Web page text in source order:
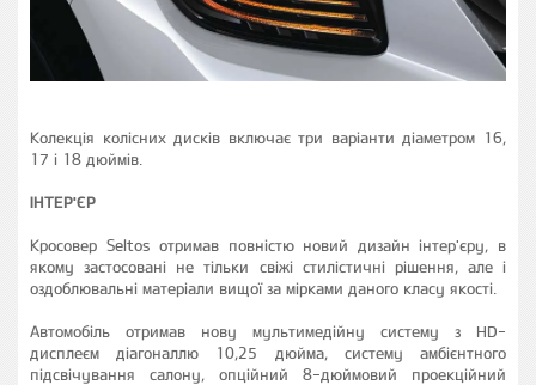
Колекція колісних дисків включає три варіанти діаметром 16,
17 і 18 дюймів.
ІНТЕР'ЄР
Кросовер Seltos отримав повністю новий дизайн інтер'єру, в
якому застосовані не тільки свіжі стилістичні рішення, але і
оздоблювальні матеріали вищої за мірками даного класу якості.
Автомобіль отримав нову мультимедійну систему з HD-
дисплеєм діагоналлю 10,25 дюйма, систему амбієнтного
підсвічування салону, опційний 8-дюймовий проекційний